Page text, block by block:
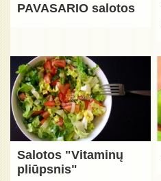
PAVASARIO salotos
Salotos "Vitaminų
pliūpsnis"